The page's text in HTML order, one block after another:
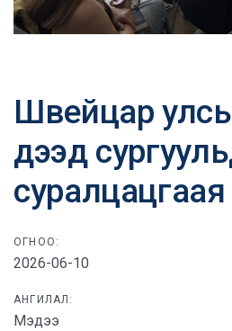
Швейцар
дээд
ОГНОО:
2026-06-10
АНГИЛАЛ:
Мэдээ
navigation